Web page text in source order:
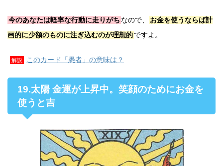
今のあなたは軽率な行動に走りがち なので、
お金を使うならば計
画的に少額のものに注ぎ込むのが理想的ですよ。
解説 このカード「愚者」の意味は？
19.太陽 金運が上昇中。笑顔のためにお金を
使うと吉